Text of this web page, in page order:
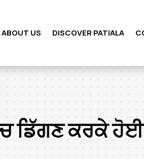
ABOUT US DISCOVER PATIALA
ਡਿੱਗਣ ਕਰਕੇ